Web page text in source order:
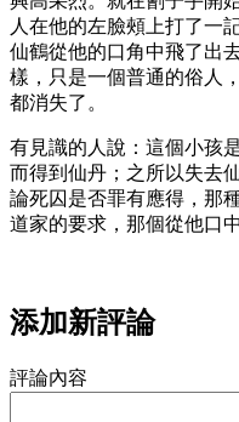
人在他的左臉頰上打了一
仙鶴從他的口角中飛了出
樣，只是一個普通的俗人
都消失了。
有見識的人說：這個小孩
而得到仙丹；之所以失去
論死囚是否罪有應得，那
道家的要求，那個從他口
添加新評論
評論內容